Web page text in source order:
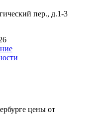
пер., д.1-3
цены от